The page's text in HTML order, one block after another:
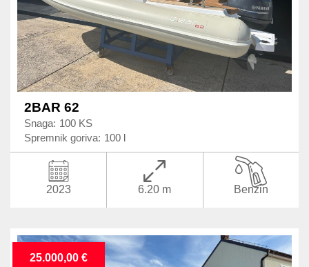
2BAR 62
Snaga: 100 KS
Spremnik goriva: 100 l
2023 6.20 m Benzin
25.000,00 €